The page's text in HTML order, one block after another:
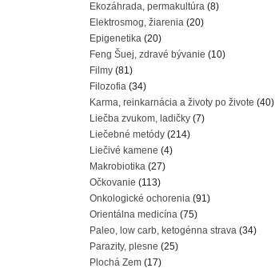
Ekozáhrada, permakultúra (8)
Elektrosmog, žiarenia (20)
Epigenetika (20)
Feng Šuej, zdravé bývanie (10)
Filmy (81)
Filozofia (34)
Karma, reinkarnácia a životy po živote (40)
Liečba zvukom, ladičky (7)
Liečebné metódy (214)
Liečivé kamene (4)
Makrobiotika (27)
Očkovanie (113)
Onkologické ochorenia (91)
Orientálna medicína (75)
Paleo, low carb, ketogénna strava (34)
Parazity, plesne (25)
Plochá Zem (17)